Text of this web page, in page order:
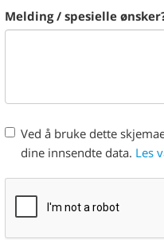
Melding / spesielle
Ved å bruke dette
dine innsendte data. Les